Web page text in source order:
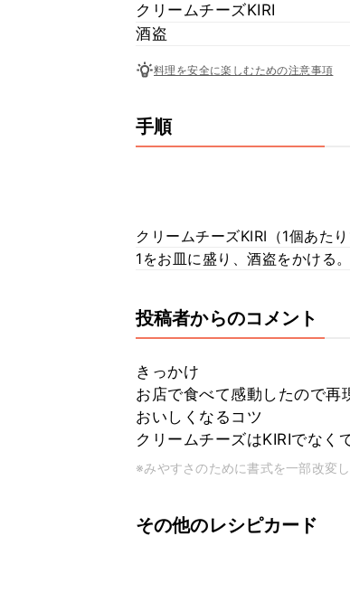
クリームチーズKIRI
酒盗
料理を安全に楽しむための注意事項
手順
クリームチーズKIRI（1個あた
1をお皿に盛り、酒盗をかける。
投稿者からのコメント
きっかけ
お店で食べて感動したので
おいしくなるコツ
クリームチーズはKIRIでなく
※みやすさのために書式を一部改変し
その他のレシピカード